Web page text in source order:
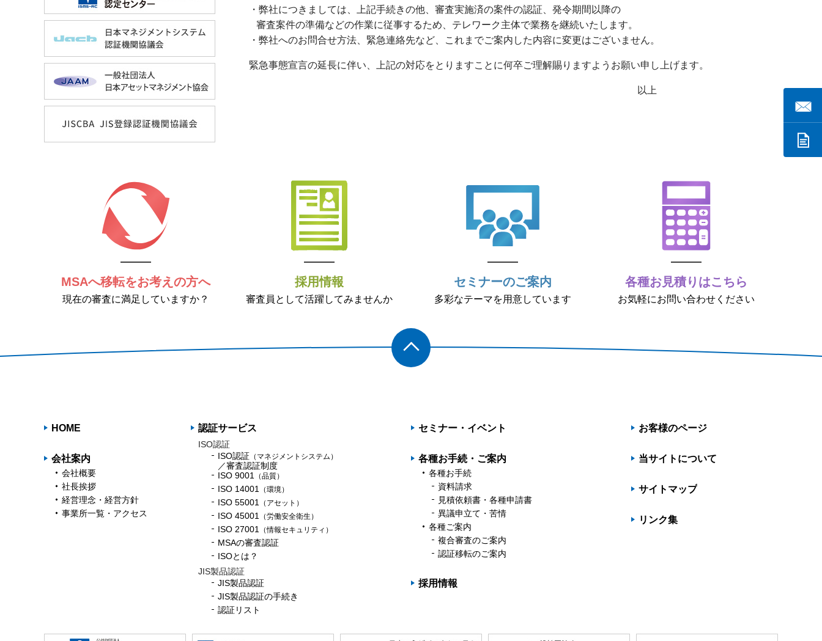
・弊社につきましては、上記手続きの他、審査実施済の案件の認証、発令期間以降の
審査案件の準備などの作業に従事するため、テレワーク主体で業務を継続いたします。
・弊社へのお問合せ方法、緊急連絡先など、これまでご案内した内容に変更はございません。
緊急事態宣言の延長に伴い、上記の対応をとりますことに何卒ご理解賜りますようお願い申し上げます。
以上
MSAへ移転をお考えの方へ
現在の審査に満足していますか？
採用情報
審査員として活躍してみませんか
セミナーのご案内
多彩なテーマを用意しています
各種お見積りはこちら
お気軽にお問い合わせください
HOME
会社案内
会社概要
社長挨拶
経営理念・経営方針
事業所一覧・アクセス
認証サービス
ISO認証
ISO認証 （マネジメントシステム）
／審査認証制度
ISO 9001（品質）
ISO 14001（環境）
ISO 55001（アセット）
ISO 45001（労働安全衛生）
ISO 27001（情報セキュリティ）
MSAの審査認証
ISOとは？
JIS製品認証
JIS製品認証
JIS製品認証の手続き
認証リスト
セミナー・イベント
各種お手続・ご案内
各種お手続
資料請求
見積依頼書・各種申請書
異議申立て・苦情
各種ご案内
複合審査のご案内
認証移転のご案内
採用情報
お客様のページ
当サイトについて
サイトマップ
リンク集